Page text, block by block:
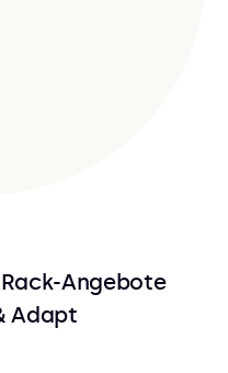
Angebote
Adapt